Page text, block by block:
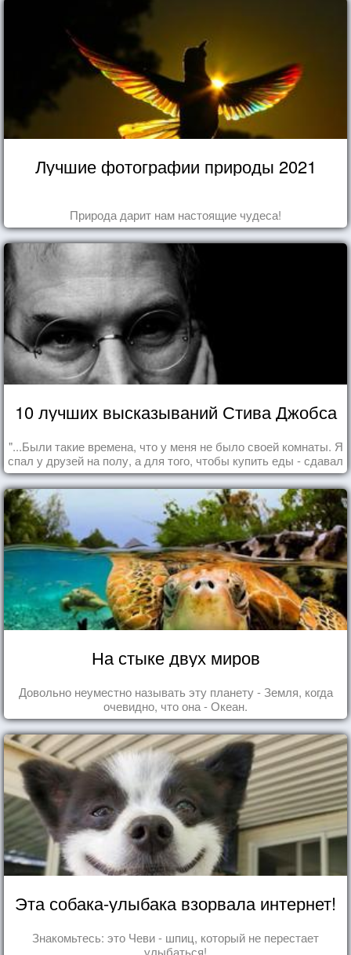
Лучшие фотографии природы 2021
Природа дарит нам настоящие чудеса!
10 лучших высказываний Стива Джобса
"...Были такие времена, что у меня не было своей комнаты. Я
спал у друзей на полу, а для того, чтобы купить еды - сдавал
бутылки из под кока-колы"
На стыке двух миров
Довольно неуместно называть эту планету - Земля, когда
очевидно, что она - Океан.
Эта собака-улыбака взорвала интернет!
Знакомьтесь: это Чеви - шпиц, который не перестает
улыбаться!